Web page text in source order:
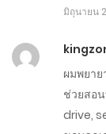
มิถุนายน 10, 2026
ตอนที่ 961-970
ตอนที่ 951-960
มิถุนายน
ผมพยา
ช่วยสอ
drive,